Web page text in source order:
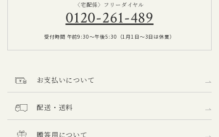
〈宅配係〉 フリーダイヤル
0120-261-489
受付時間 午前9:30～午後5:30（1月1日～3日は休業）
お支払いについて
配送・送料
贈答用について